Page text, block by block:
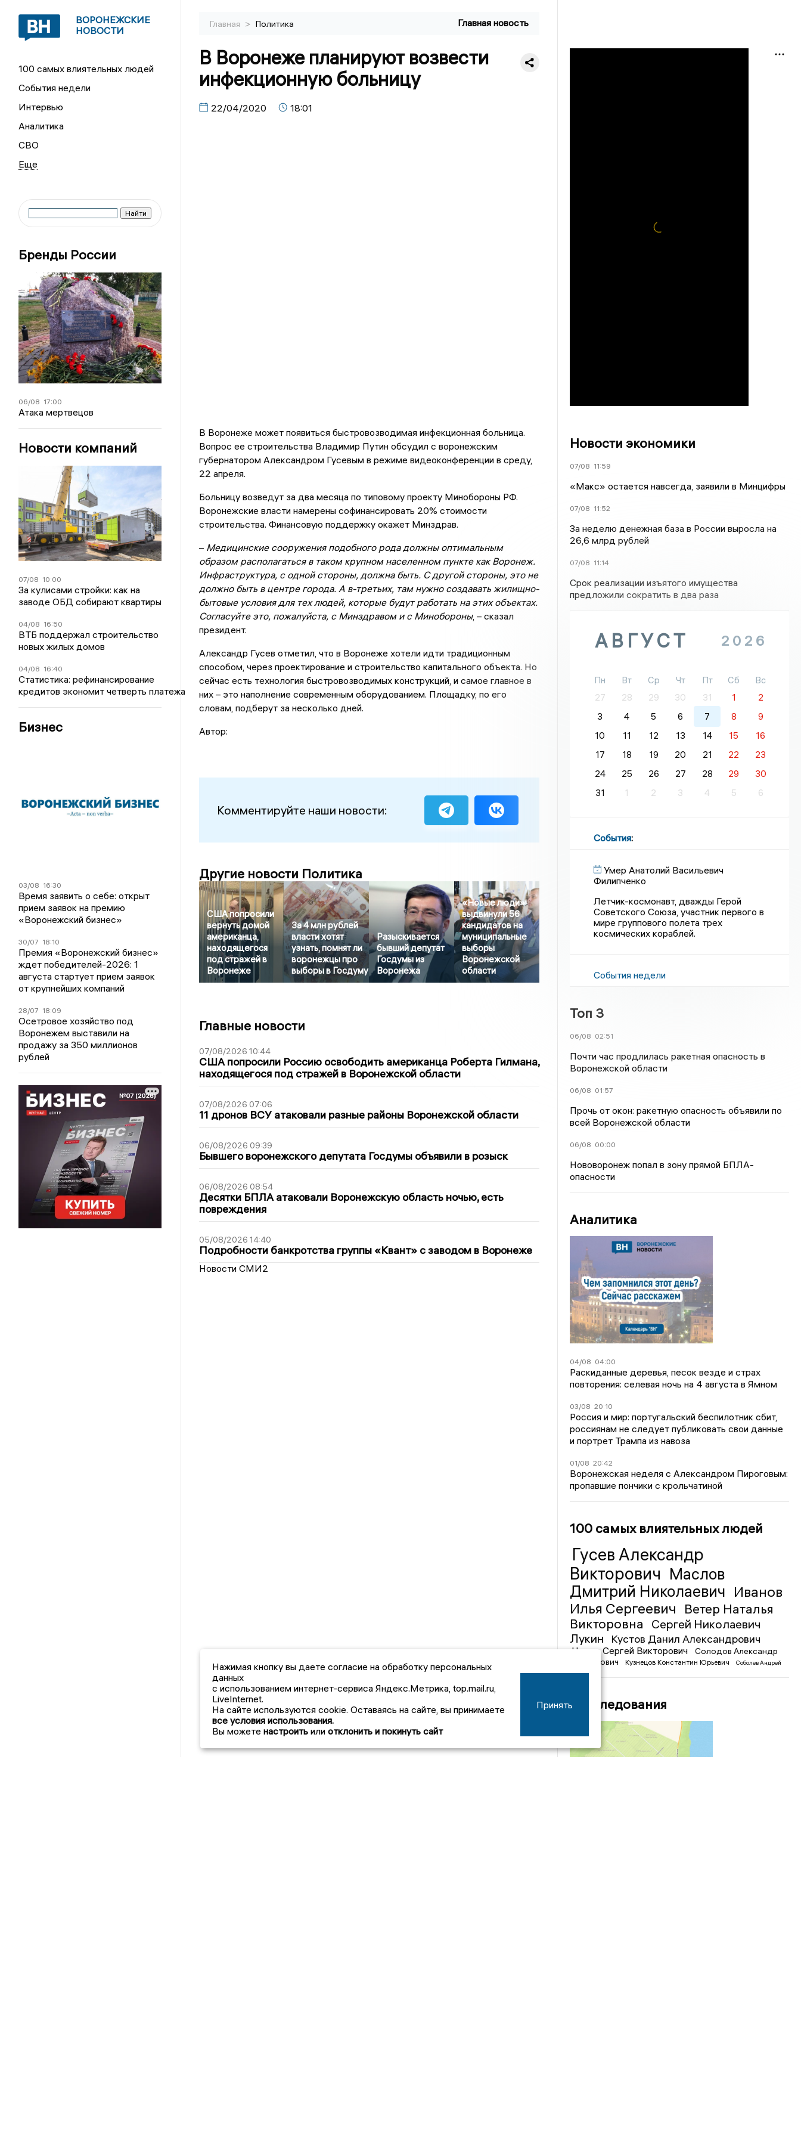
ВОРОНЕЖСКИЕ
НОВОСТИ
100 самых влиятельных людей
События недели
Интервью
Аналитика
СВО
Бренды России
06/08 17:00
Атака мертвецов
Новости компаний
07/08 10:00
За кулисами стройки: как на
заводе ОБД собирают квартиры
04/08 16:50
ВТБ поддержал строительство
новых жилых домов
04/08 16:40
Статистика: рефинансирование
кредитов экономит четверть платежа
Бизнес
03/08 16:30
Время заявить о себе: открыт
прием заявок на премию
«Воронежский бизнес»
30/07 18:10
Премия «Воронежский бизнес»
ждет победителей-2026: 1
августа стартует прием заявок
от крупнейших компаний
28/07 18:09
Осетровое хозяйство под
Воронежем выставили на
продажу за 350 миллионов
рублей
Главная > Политика Главная новость
В Воронеже планируют возвести
инфекционную больницу
22/04/2020 18:01
В Воронеже может появиться быстровозводимая инфекционная больница.
Вопрос ее строительства Владимир Путин обсудил с воронежским
губернатором Александром Гусевым в режиме видеоконференции в среду,
22 апреля.
Больницу возведут за два месяца по типовому проекту Минобороны РФ.
Воронежские власти намерены софинансировать 20% стоимости
строительства. Финансовую поддержку окажет Минздрав.
– Медицинские сооружения подобного рода должны оптимальным
образом располагаться в таком крупном населенном пункте как Воронеж.
Инфраструктура, с одной стороны, должна быть. С другой стороны, это не
должно быть в центре города. А в-третьих, там нужно создавать жилищно-
бытовые условия для тех людей, которые будут работать на этих объектах.
Согласуйте это, пожалуйста, с Минздравом и с Минобороны, – сказал
президент.
Александр Гусев отметил, что в Воронеже хотели идти традиционным
способом, через проектирование и строительство капитального объекта. Но
сейчас есть технология быстровозводимых конструкций, и самое главное в
них – это наполнение современным оборудованием. Площадку, по его
словам, подберут за несколько дней.
Автор:
Комментируйте наши новости:
Другие новости Политика
США попросили
вернуть домой
американца,
находящегося
под стражей в
Воронеже
За 4 млн рублей
власти хотят
узнать, помнят ли
воронежцы про
выборы в Госдуму
Разыскивается
бывший депутат
Госдумы из
Воронежа
«Новые люди»
выдвинули 56
кандидатов на
муниципальные
выборы
Воронежской
области
Главные новости
07/08/2026 10:44
США попросили Россию освободить американца Роберта Гилмана,
находящегося под стражей в Воронежской области
07/08/2026 07:06
11 дронов ВСУ атаковали разные районы Воронежской области
06/08/2026 09:39
Бывшего воронежского депутата Госдумы объявили в розыск
06/08/2026 08:54
Десятки БПЛА атаковали Воронежскую область ночью, есть
повреждения
05/08/2026 14:40
Подробности банкротства группы «Квант» с заводом в Воронеже
Новости СМИ2
Новости экономики
07/08 11:59
«Макс» остается навсегда, заявили в Минцифры
07/08 11:52
За неделю денежная база в России выросла на
26,6 млрд рублей
07/08 11:14
Срок реализации изъятого имущества
предложили сократить в два раза
АВГУСТ 2026
Пн Вт Ср Чт Пт Сб
Вс
27
28 29 30 31 1
2
3
4 5 6 7 8
9
10
11 12 13 14 15
16
17
18 19 20 21 22
23
24
25 26 27 28 29
30
31
1 2 3 4 5 6
События:
Умер Анатолий Васильевич
Филипченко
Летчик-космонавт, дважды Герой
Советского Союза, участник первого в
мире группового полета трех
космических кораблей.
События недели
Топ 3
06/08 02:51
Почти час продлилась ракетная опасность в
Воронежской области
06/08 01:57
Прочь от окон: ракетную опасность объявили по
всей Воронежской области
06/08 00:00
Нововоронеж попал в зону прямой БПЛА-
опасности
Аналитика
04/08 04:00
Раскиданные деревья, песок везде и страх
повторения: селевая ночь на 4 августа в Ямном
03/08 20:10
Россия и мир: португальский беспилотник сбит,
россиянам не следует публиковать свои данные
и портрет Трампа из навоза
01/08 20:42
Воронежская неделя с Александром Пироговым:
пропавшие пончики с крольчатиной
100 самых влиятельных людей
Гусев Александр
Викторович Маслов
Дмитрий Николаевич Иванов
Илья Сергеевич
Ветер Наталья
Викторовна
Сергей Николаевич
Лукин
Кустов Данил Александрович
Чижов Сергей Викторович
Солодов Александр
Михайлович
Кузнецов Константин Юрьевич
Соболев Андрей
Иванович
Расследования
Нажимая кнопку вы даете согласие на обработку персональных
данных
с использованием интернет-сервиса Яндекс.Метрика, top.mail.ru,
LiveInternet.
На сайте используются cookie. Оставаясь на сайте, вы принимаете
все условия использования.
Вы можете настроить или отклонить и покинуть сайт
Принять